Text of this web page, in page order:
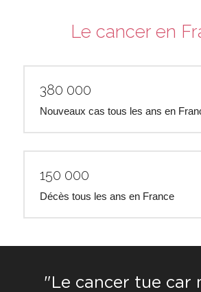
Le cancer en
380 000
Nouveaux cas tous les ans en
150 000
Décès tous les ans en France
"Le cancer tue car